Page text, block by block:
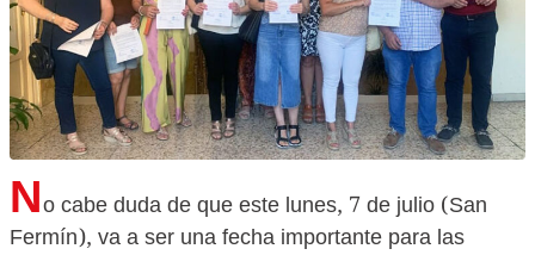
No cabe duda de que este lunes, 7 de julio (San
Fermín), va a ser una fecha importante para las